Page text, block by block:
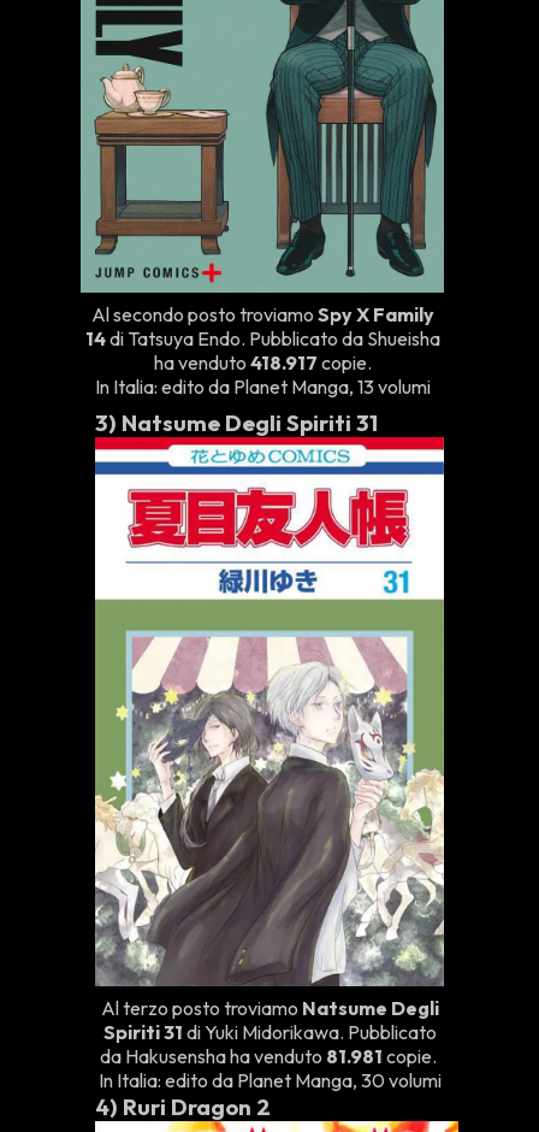
Al secondo posto troviamo Spy X Family
14di Tatsuya Endo. Pubblicato da Shueisha
ha venduto 418.917 copie.
In Italia: edito da Planet Manga, 13 volumi
3) Natsume Degli Spiriti 31
Al terzo posto troviamo Natsume Degli
Spiriti 31 di Yuki Midorikawa. Pubblicato
da Hakusensha ha venduto 81.981 copie.
In Italia: edito da Planet Manga, 30 volumi
4) Ruri Dragon 2